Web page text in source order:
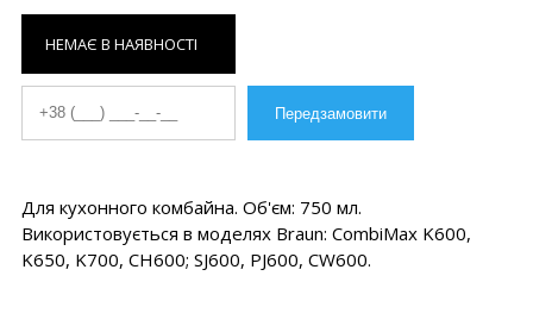
НЕМАЄ В НАЯВНОСТІ
Для кухонного комбайна. Об'єм: 750 мл.
Використовується в моделях Braun: CombiMax K600,
K650, K700, CH600; SJ600, PJ600, CW600.